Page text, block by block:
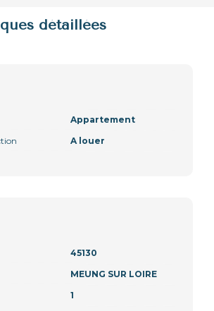
détaillées
Appartement
A louer
45130
MEUNG SUR LOIRE
1